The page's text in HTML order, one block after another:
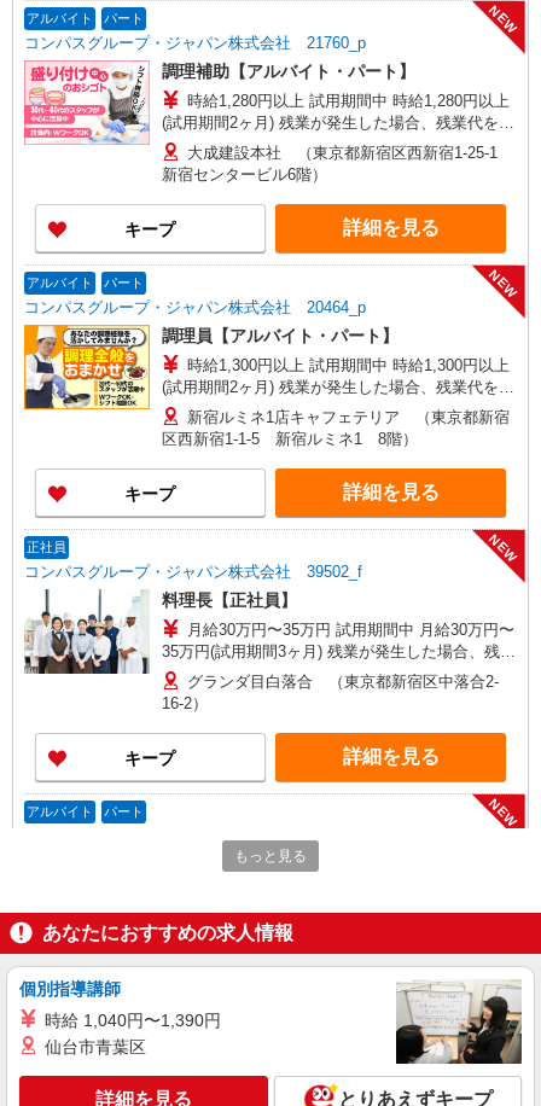
アルバイト パート
コンパスグループ・ジャパン株式会社 21760_p
NEW
調理補助【アルバイト・パート】
時給1,280円以上 試用期間中 時給1,280円以上
(試用期間2ヶ月) 残業が発生した場合、残業代を1
分単位で別途支給します。
大成建設本社 （東京都新宿区西新宿1-25-1
新宿センタービル6階）
キープ 詳細を見る
アルバイト パート
コンパスグループ・ジャパン株式会社 20464_p
NEW
調理員【アルバイト・パート】
時給1,300円以上 試用期間中 時給1,300円以上
(試用期間2ヶ月) 残業が発生した場合、残業代を1
分単位で別途支給します。
新宿ルミネ1店キャフェテリア （東京都新宿
区西新宿1-1-5 新宿ルミネ1 8階）
キープ 詳細を見る
正社員
コンパスグループ・ジャパン株式会社 39502_f
NEW
料理長【正社員】
月給30万円〜35万円 試用期間中 月給30万円〜
35万円(試用期間3ヶ月) 残業が発生した場合、残業
代を1分単位で別途支給します。 ▼理論年収（基
本給12ヵ月＋賞与） 4,200,000〜5,320,000円 ▼
想定年収（理論年収＋残業20H/月）
4,723,256〜5,982,791円 ※給与は経験や前職給与
に応じて決定します。
グランダ目白落合 （東京都新宿区中落合2-
16-2）
キープ 詳細を見る
アルバイト パート
コンパスグループ・ジャパン株式会社 20464_p
NEW
調理補助【アルバイト・パート】
(試用期間2ヶ月) 残業が発生した場合、残業代を1
分単位で別途支給します。
新宿ルミネ1店キャフェテリア （東京都新宿
区西新宿1-1-5 新宿ルミネ1 8階）
キープ 詳細を見る
アルバイト パート
コンパスグループ・ジャパン株式会社 21238_p
NEW
もっと見る
あなたにおすすめの求人情報
個別指導講師
時給 1,040円〜1,390円
仙台市青葉区
詳細を見る とりあえずキープ